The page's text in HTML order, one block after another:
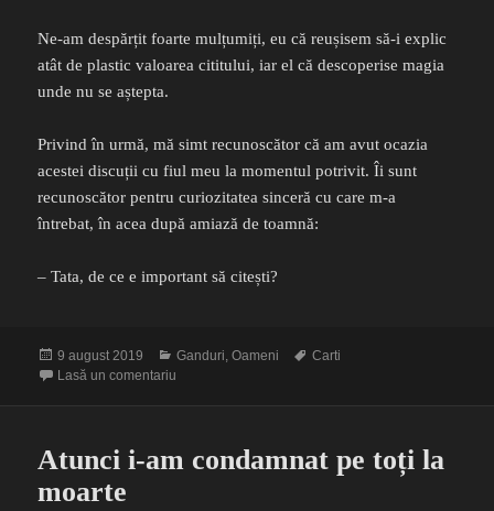
Ne-am despărțit foarte mulțumiți, eu că reușisem să-i explic
atât de plastic valoarea cititului, iar el că descoperise magia
unde nu se aștepta.
Privind în urmă, mă simt recunoscător că am avut ocazia
acestei discuții cu fiul meu la momentul potrivit. Îi sunt
recunoscător pentru curiozitatea sinceră cu care m-a
întrebat, în acea după amiază de toamnă:
– Tata, de ce e important să citești?
Publicat
pe
9 august 2019 Categorii
Ganduri,Oameni Etichete
Carti
Lasă un comentariu
Atunci i-am condamnat pe toți la
moarte